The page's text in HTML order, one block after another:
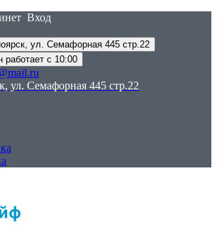
Вход
ул. Семафорная 445 стр.22
работает с 10:00
ул. Семафорная 445 стр.22